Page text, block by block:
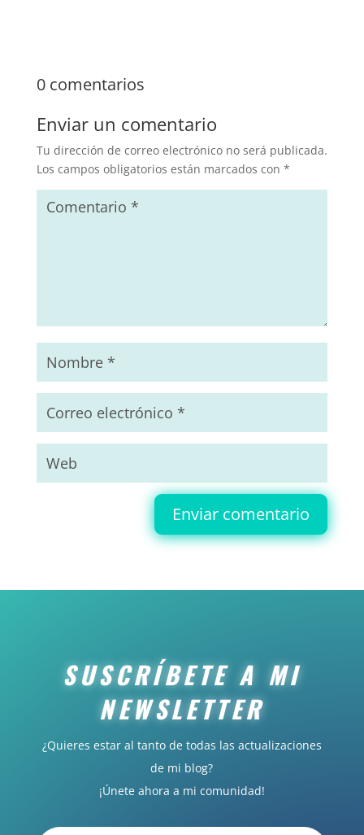
0 comentarios
Enviar un comentario
Tu dirección de correo electrónico no será publicada.
Los campos obligatorios están marcados con *
Enviar comentario
SUSCRÍBETE A MI
NEWSLETTER
¿Quieres estar al tanto de todas las actualizaciones
de mi blog?
¡Únete ahora a mi comunidad!